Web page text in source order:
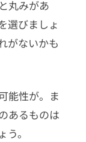
丸みがあ
選びましょ
がないかも
能性が。ま
あるものは
。